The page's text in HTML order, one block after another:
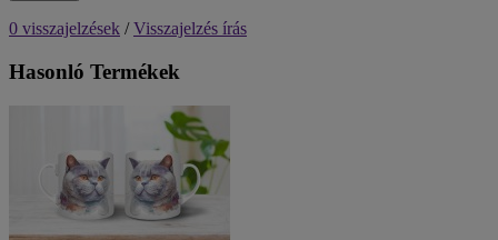
0 visszajelzések /Visszajelzés írás
Hasonló Termékek